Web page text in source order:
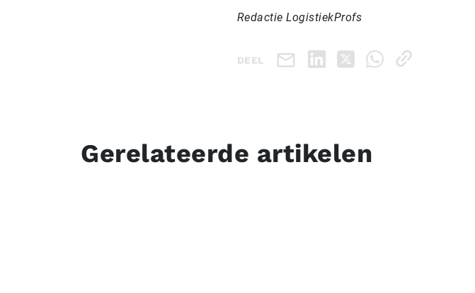
Redactie LogistiekProfs
DEEL
Gerelateerde artikelen